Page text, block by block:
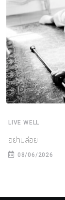
LIVE WELL
อย่าปล่อย
08/06/2026